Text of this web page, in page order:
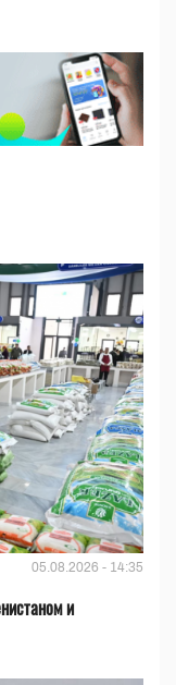
05.08.2026 - 14:35
и